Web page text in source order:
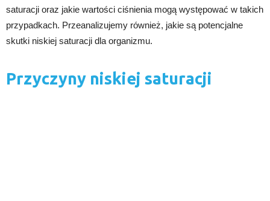
saturacji oraz jakie wartości ciśnienia mogą występować w takich
przypadkach. Przeanalizujemy również, jakie są potencjalne
skutki niskiej saturacji dla organizmu.
Przyczyny niskiej saturacji